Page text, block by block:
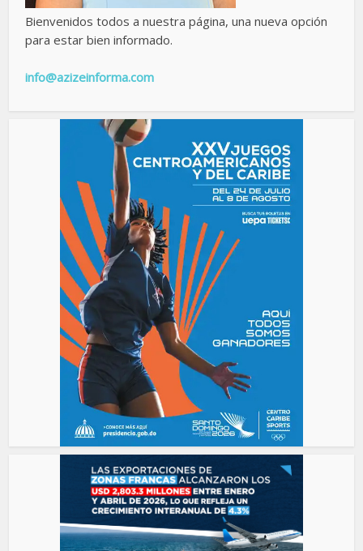
Bienvenidos todos a nuestra página, una nueva opción
para estar bien informado.
info@azizeinforma.com